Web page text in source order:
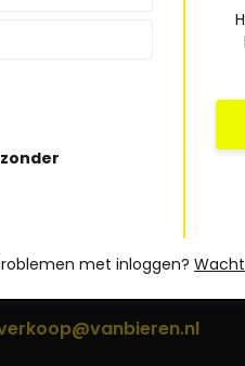
met inloggen?
Bel of mail ons!
Ma t/m vr: 09:00 uur tot 17:00 uur
6332929